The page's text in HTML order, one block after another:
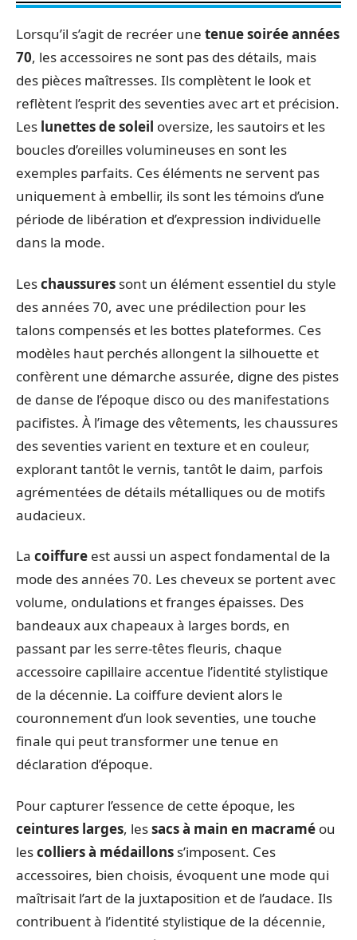
Lorsqu’il s’agit de recréer une tenue soirée années
70, les accessoires ne sont pas des détails, mais
des pièces maîtresses. Ils complètent le look et
reflètent l’esprit des seventies avec art et précision.
Les lunettes de soleil oversize, les sautoirs et les
boucles d’oreilles volumineuses en sont les
exemples parfaits. Ces éléments ne servent pas
uniquement à embellir, ils sont les témoins d’une
période de libération et d’expression individuelle
dans la mode.
Leschaussures sont un élément essentiel du style
des années 70, avec une prédilection pour les
talons compensés et les bottes plateformes. Ces
modèles haut perchés allongent la silhouette et
confèrent une démarche assurée, digne des pistes
de danse de l’époque disco ou des manifestations
pacifistes. À l’image des vêtements, les chaussures
des seventies varient en texture et en couleur,
explorant tantôt le vernis, tantôt le daim, parfois
agrémentées de détails métalliques ou de motifs
audacieux.
La coiffure est aussi un aspect fondamental de la
mode des années 70. Les cheveux se portent avec
volume, ondulations et franges épaisses. Des
bandeaux aux chapeaux à larges bords, en
passant par les serre-têtes fleuris, chaque
accessoire capillaire accentue l’identité stylistique
de la décennie. La coiffure devient alors le
couronnement d’un look seventies, une touche
finale qui peut transformer une tenue en
déclaration d’époque.
Pour capturer l’essence de cette époque, les
ceintures larges, lessacs à main en macramé ou
lescolliers à médaillons s’imposent. Ces
accessoires, bien choisis, évoquent une mode qui
maîtrisait l’art de la juxtaposition et de l’audace. Ils
contribuent à l’identité stylistique de la décennie,